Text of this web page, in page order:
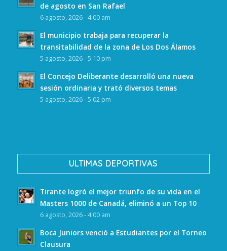
de agosto en San Rafael
6 agosto, 2026 - 4:00 am
El municipio trabaja para recuperar la
transitabilidad de la zona de Los Dos Álamos
5 agosto, 2026 - 5:10 pm
El Concejo Deliberante desarrolló una nueva
sesión ordinaria y trató diversos temas
5 agosto, 2026 - 5:02 pm
ULTIMAS DEPORTIVAS
Tirante logró el mejor triunfo de su vida en el
Masters 1000 de Canadá, eliminó a un Top 10
6 agosto, 2026 - 4:00 am
Boca Juniors venció a Estudiantes por el Torneo
Clausura